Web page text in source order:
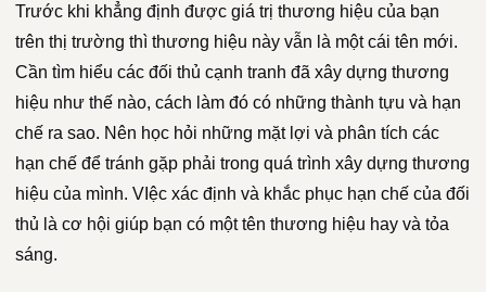
Trước khi khẳng định được giá trị thương hiệu của bạn
trên thị trường thì thương hiệu này vẫn là một cái tên mới.
Cần tìm hiểu các đối thủ cạnh tranh đã xây dựng thương
hiệu như thế nào, cách làm đó có những thành tựu và hạn
chế ra sao. Nên học hỏi những mặt lợi và phân tích các
hạn chế để tránh gặp phải trong quá trình xây dựng thương
hiệu của mình. VIệc xác định và khắc phục hạn chế của đối
thủ là cơ hội giúp bạn có một tên thương hiệu hay và tỏa
sáng.